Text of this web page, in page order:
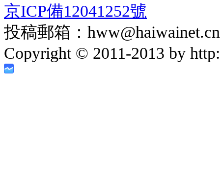
京ICP備12041252號
投稿郵箱：hww@haiwainet.cn
Copyright © 2011-2013 by